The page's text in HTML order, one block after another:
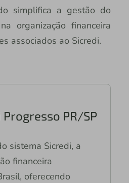
simplifica a gestão do
organização financeira
associados ao Sicredi.
Progresso PR/SP
sistema Sicredi, a
financeira
oferecendo